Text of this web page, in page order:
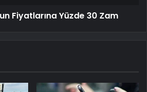
Fiyatlarına Yüzde 30 Zam